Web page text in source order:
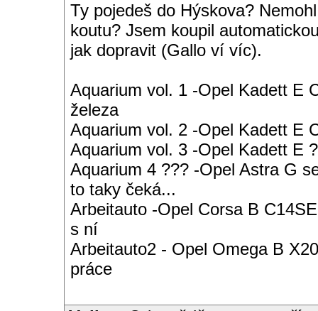
Ty pojedeš do Hýskova?
koutu? Jsem koupil
jak dopravit (Gallo ví víc).
Aquarium vol. 1 -Opel Kadett E
železa
Aquarium vol. 2 -Opel Kadett E
Aquarium vol. 3 -Opel Kadett E
Aquarium 4 ??? -Opel Astra G
to taky čeká...
Arbeitauto -Opel Corsa B
s ní
Arbeitauto2 - Opel Omega B
práce